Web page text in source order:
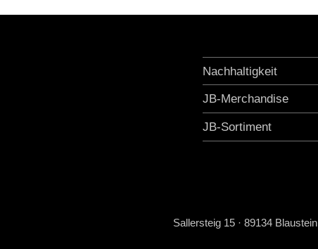
Nachhaltigkeit
JB-Merchandise
JB-Sortiment
Sallersteig 15 · 89134 Blaustein